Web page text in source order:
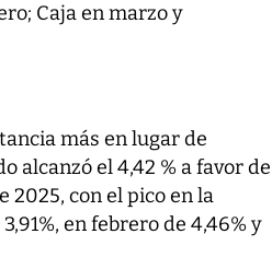
Caja en marzo y
más en lugar de
alcanzó el 4,42 % a favor de
con el pico en la
en febrero de 4,46% y